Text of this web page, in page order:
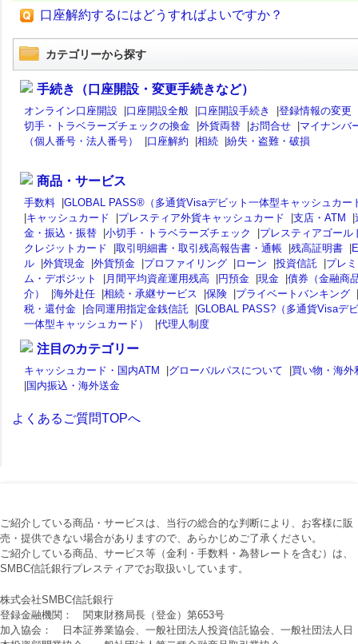
口座解約するにはどうすればよいですか？
カテゴリーから探す
手続き（口座開設・変更手続きなど）
オンライン口座開設 |口座開設全般 |口座開設手続き |登録情報の変更
切手・トラベラーズチェックの換金 |外貨両替 |お問合せ |マイナンバ
（個人番号・法人番号）
|口座解約 |相続 |紛失・盗難・破損
商品・サービス
手数料 |GLOBAL PASS®（多通貨Visaデビット一体型キャッシュカー
|キャッシュカード |プレスティア外貨キャッシュカード |支店・ATM |
金・振込・振替 |小切手・トラベラーズチェック |プレスティアゴール
クレジットカード
|取引明細書・取引残高報告書・通帳 |残高証明書 |
ル |外貨現金 |外貨預金 |プロファイリング |ローン |投資信託 |プレ
ム・デポジット
| 月間平均資産運用残高 |円預金 |現金 |債券（金融商
介）
|海外赴任 |相続・承継サービス |保険 |プライベートバンキング |
税・還付金 |合同運用指定金銭信託 |GLOBAL PASS?（多通貨Visaデ
一体型キャッシュカード）
|代理人制度
注目のカテゴリー
キャッシュカード・国内ATM |グローバルパスについて |買い物・海外
|国内振込・海外送金
よくあるご質問TOPへ
ご紹介している商品・サービスは、当行の総合的な判断により、お客様に販
売・提供できない場合がありますので、あらかじめご了承ください。
ご紹介している商品、サービス等（金利・手数料・為替レートを含む）は、
SMBC信託銀行プレスティアでお取扱いしています。
株式会社SMBC信託銀行
登録金融機関： 関東財務局長（登金）第653号
加入協会： 日本証券業協会、一般社団法人投資信託協会、一般社団法人日